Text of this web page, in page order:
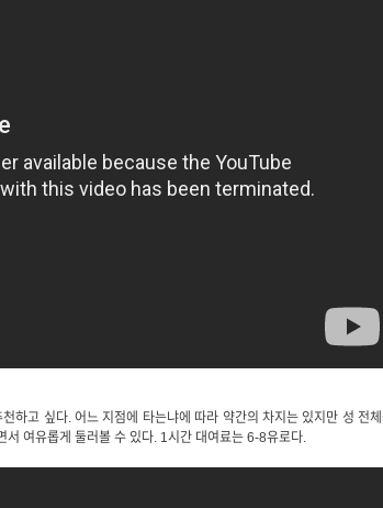
하고 싶다. 어느 지점에 타는냐에 따라 약간의 차지는 있지만 성 전
여유롭게 둘러볼 수 있다. 1시간 대여료는 6-8유로다.